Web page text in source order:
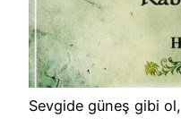
Sevgide güneş gibi ol,